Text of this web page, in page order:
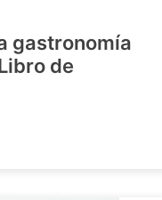
gastronomía
de